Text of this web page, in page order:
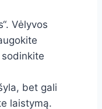
Vėlyvos
bet gali
laistymą.